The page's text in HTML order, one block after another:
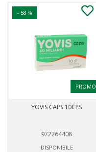
- 58 %
PROMO
YOVIS CAPS 10CPS
972264408
DISPONIBILE